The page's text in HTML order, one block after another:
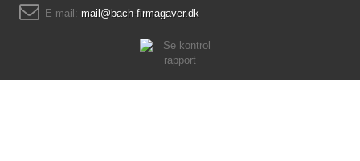
E-mail: mail@bach-firmagaver.dk